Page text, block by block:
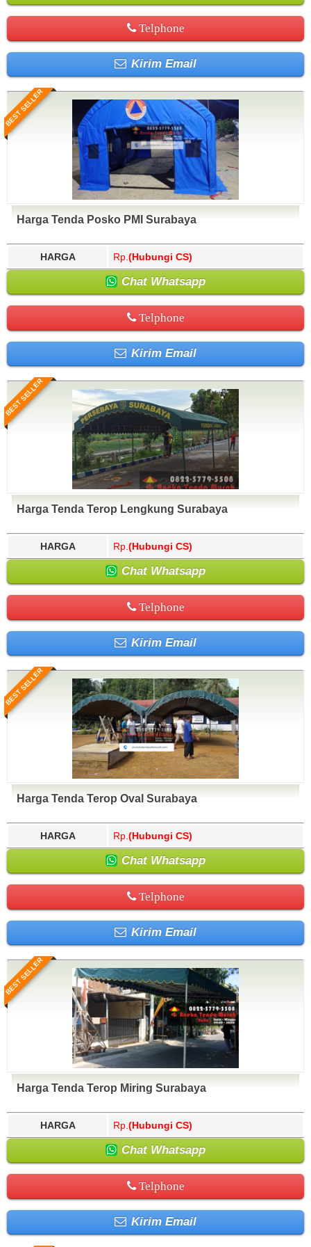
Telphone
Kirim Email
BEST SELLER
Harga Tenda Posko PMI Surabaya
HARGA Rp. (Hubungi CS)
Chat Whatsapp
Telphone
Kirim Email
BEST SELLER
Harga Tenda Terop Lengkung Surabaya
HARGA Rp. (Hubungi CS)
Chat Whatsapp
Telphone
Kirim Email
BEST SELLER
Harga Tenda Terop Oval Surabaya
HARGA Rp. (Hubungi CS)
Chat Whatsapp
Telphone
Kirim Email
BEST SELLER
Harga Tenda Terop Miring Surabaya
HARGA Rp. (Hubungi CS)
Chat Whatsapp
Telphone
Kirim Email